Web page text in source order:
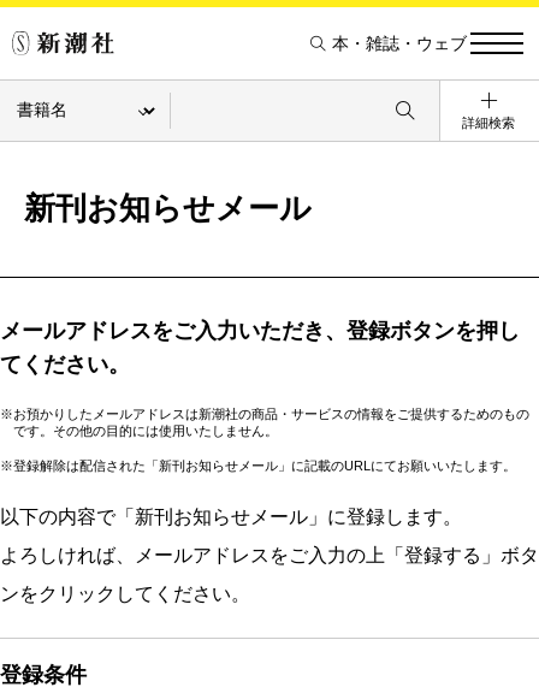
本・雑誌・ウェブ
詳細検索
新刊お知らせメール
メールアドレスをご入力いただき、登録ボタンを押し
てください。
※お預かりしたメールアドレスは新潮社の商品・サービスの情報をご提供するためのもの
です。その他の目的には使用いたしません。
※登録解除は配信された「新刊お知らせメール」に記載のURLにてお願いいたします。
以下の内容で「新刊お知らせメール」に登録します。
よろしければ、メールアドレスをご入力の上「登録する」ボタ
ンをクリックしてください。
登録条件